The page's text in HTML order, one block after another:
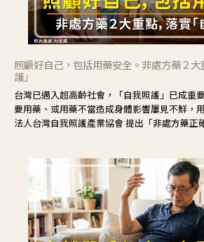
照顧好自己，包括用藥安全。非處方藥２
護」
台灣已邁入超高齡社會，「自我照護」已成重
要用藥、或用藥不當造成身體影響屢見不鮮，
法人台灣自我照護產業協會 提出「非處方藥正